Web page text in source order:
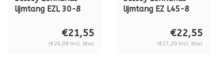
lijmtang EZL 30-8
€21,55
(€26,08 Incl. btw)
lijmtang EZ L45-8
€22,55
(€27,29 Incl. btw)